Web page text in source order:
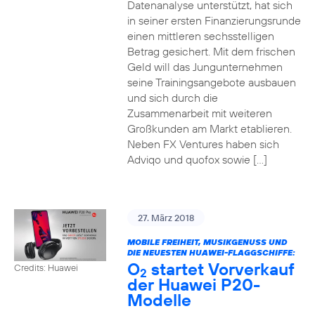
Datenanalyse unterstützt, hat sich
in seiner ersten Finanzierungsrunde
einen mittleren sechsstelligen
Betrag gesichert. Mit dem frischen
Geld will das Jungunternehmen
seine Trainingsangebote ausbauen
und sich durch die
Zusammenarbeit mit weiteren
Großkunden am Markt etablieren.
Neben FX Ventures haben sich
Adviqo und quofox sowie […]
Credits: Huawei
27. März 2018
MOBILE FREIHEIT, MUSIKGENUSS UND
DIE NEUESTEN HUAWEI-FLAGGSCHIFFE:
O2 startet Vorverkauf
der Huawei P20-
Modelle